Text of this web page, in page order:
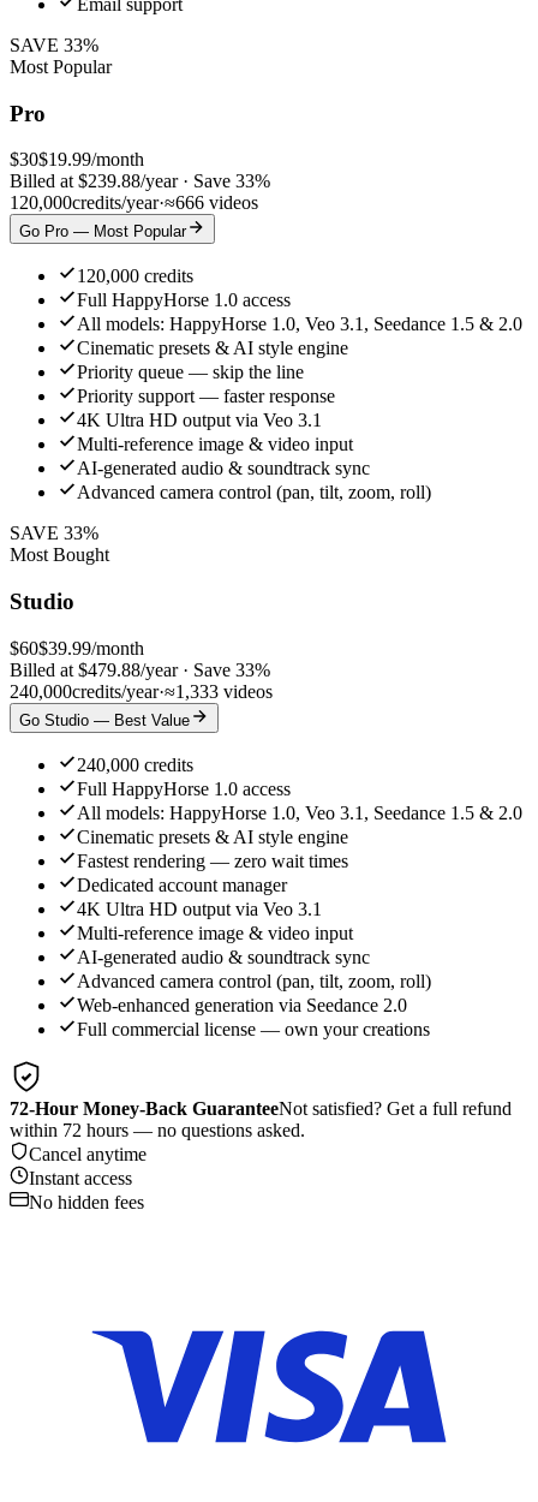
SAVE 33%
Most Popular
Pro
$30$19.99/month
Billed at $239.88/year· Save 33%
120,000credits/year·≈666 videos
Go Pro — Most Popular
120,000 credits
Full HappyHorse 1.0 access
All models: HappyHorse 1.0, Veo 3.1, Seedance 1.5 & 2.0
Cinematic presets & AI style engine
Priority queue — skip the line
Priority support — faster response
4K Ultra HD output via Veo 3.1
Multi-reference image & video input
AI-generated audio & soundtrack sync
Advanced camera control (pan, tilt, zoom, roll)
SAVE 33%
Most Bought
Studio
$60$39.99/month
Billed at $479.88/year· Save 33%
240,000credits/year·≈1,333 videos
Go Studio — Best Value
240,000 credits
Full HappyHorse 1.0 access
All models: HappyHorse 1.0, Veo 3.1, Seedance 1.5 & 2.0
Cinematic presets & AI style engine
Fastest rendering — zero wait times
Dedicated account manager
4K Ultra HD output via Veo 3.1
Multi-reference image & video input
AI-generated audio & soundtrack sync
Advanced camera control (pan, tilt, zoom, roll)
Web-enhanced generation via Seedance 2.0
Full commercial license — own your creations
72-Hour Money-Back GuaranteeNot satisfied? Get a full refund
within 72 hours — no questions asked.
Cancel anytime
Instant access
No hidden fees